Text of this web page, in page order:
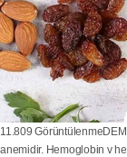
11.809
anemidir. Hemoglobin v